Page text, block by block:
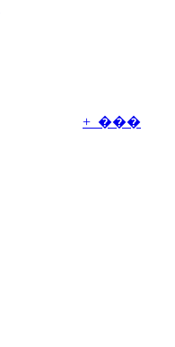
+ ���